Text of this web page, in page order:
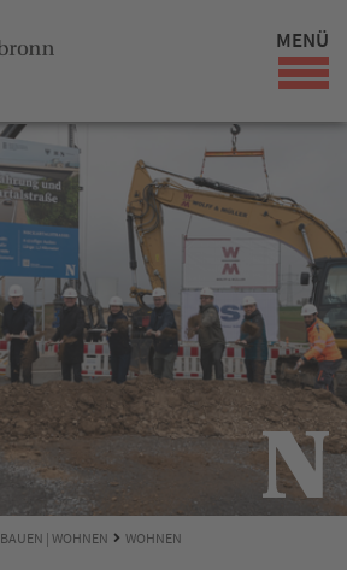
MENÜ
BAUEN | WOHNEN WOHNEN